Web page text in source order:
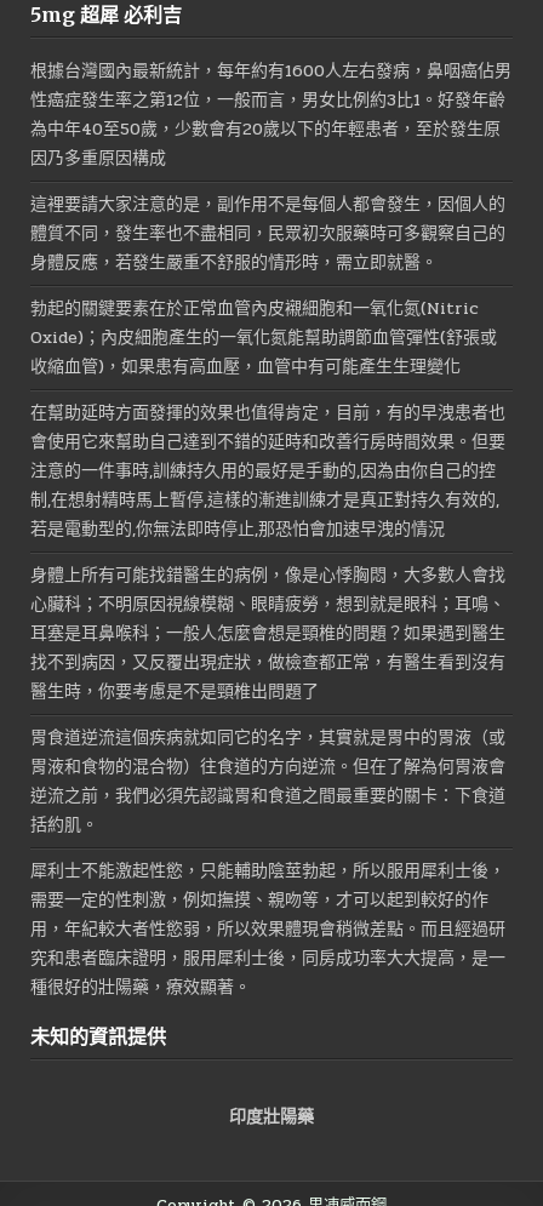
格：
格：
5mg 超犀 必利吉
根據台灣國內最新統計，每年約有1600人左右發病，鼻咽癌佔男
性癌症發生率之第12位，一般而言，男女比例約3比1。好發年齡
為中年40至50歲，少數會有20歲以下的年輕患者，至於發生原
因乃多重原因構成
這裡要請大家注意的是，副作用不是每個人都會發生，因個人的
體質不同，發生率也不盡相同，民眾初次服藥時可多觀察自己的
身體反應，若發生嚴重不舒服的情形時，需立即就醫。
勃起的關鍵要素在於正常血管內皮襯細胞和一氧化氮(Nitric
Oxide)；內皮細胞產生的一氧化氮能幫助調節血管彈性(舒張或
收縮血管)，如果患有高血壓，血管中有可能產生生理變化
在幫助延時方面發揮的效果也值得肯定，目前，有的早洩患者也
會使用它來幫助自己達到不錯的延時和改善行房時間效果。但要
注意的一件事時,訓練持久用的最好是手動的,因為由你自己的控
制,在想射精時馬上暫停,這樣的漸進訓練才是真正對持久有效的,
若是電動型的,你無法即時停止,那恐怕會加速早洩的情況
身體上所有可能找錯醫生的病例，像是心悸胸悶，大多數人會找
心臟科；不明原因視線模糊、眼睛疲勞，想到就是眼科；耳鳴、
耳塞是耳鼻喉科；一般人怎麼會想是頸椎的問題？如果遇到醫生
找不到病因，又反覆出現症狀，做檢查都正常，有醫生看到沒有
醫生時，你要考慮是不是頸椎出問題了
胃食道逆流這個疾病就如同它的名字，其實就是胃中的胃液（或
胃液和食物的混合物）往食道的方向逆流。但在了解為何胃液會
逆流之前，我們必須先認識胃和食道之間最重要的關卡：下食道
括約肌。
犀利士不能激起性慾，只能輔助陰莖勃起，所以服用犀利士後，
需要一定的性刺激，例如撫摸、親吻等，才可以起到較好的作
用，年紀較大者性慾弱，所以效果體現會稍微差點。而且經過研
究和患者臨床證明，服用犀利士後，同房成功率大大提高，是一
種很好的壯陽藥，療效顯著。
未知的資訊提供
印度壯陽藥